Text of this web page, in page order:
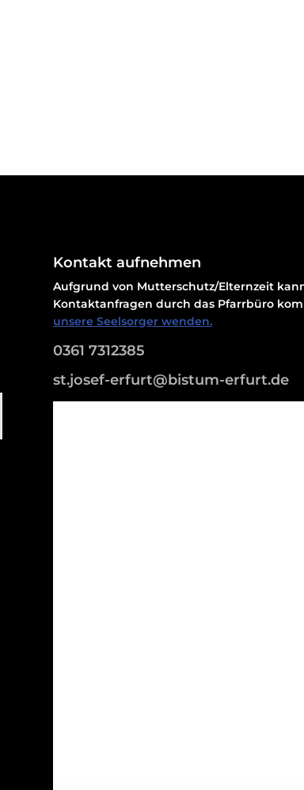
Kontakt aufnehmen
Aufgrund von Mutterschutz/Elternzeit
Kontaktanfragen durch das Pfarrbüro
unsere Seelsorger wenden.
0361 7312385
st.josef-erfurt@bistum-erfurt.de